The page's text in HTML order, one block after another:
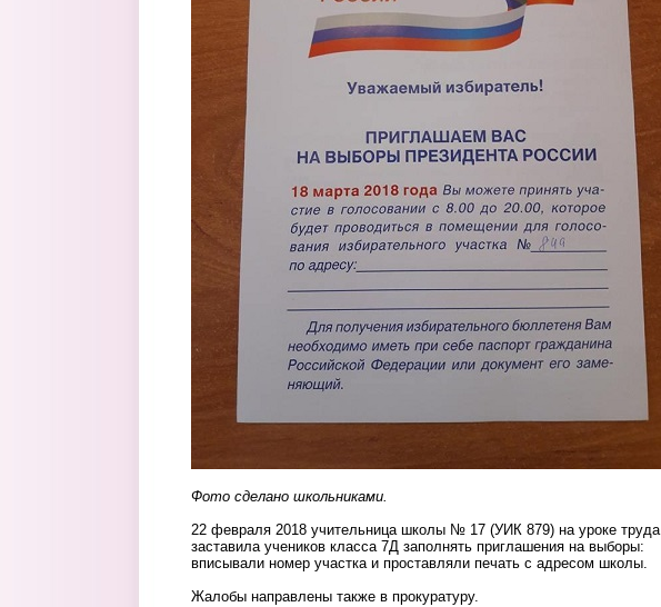
Фото сделано школьниками.
22 февраля 2018 учительница школы № 17 (УИК 879) на уроке труда
заставила учеников класса 7Д заполнять приглашения на выборы:
вписывали номер участка и проставляли печать с адресом школы.
Жалобы направлены также в прокуратуру.